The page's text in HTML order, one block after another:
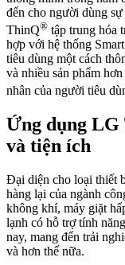
đến cho người dùng
ThinQ® tập trung hóa
hợp với hệ thống
tiêu dùng một cách
và nhiều sản phẩm
nhân của người tiêu
Ứng dụng
và tiện ích
Đại diện cho loại thiết
hàng lại của ngành
không khí, máy giặt
lạnh có hỗ trợ tính
nay, mang đến trải
và hơn thế nữa.